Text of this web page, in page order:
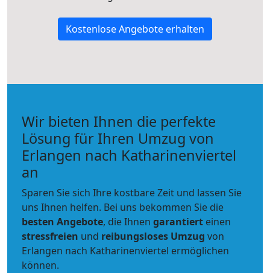
Kostenlose Angebote erhalten
Wir bieten Ihnen die perfekte
Lösung für Ihren Umzug von
Erlangen nach Katharinenviertel
an
Sparen Sie sich Ihre kostbare Zeit und lassen Sie
uns Ihnen helfen. Bei uns bekommen Sie die
besten Angebote, die Ihnen garantiert einen
stressfreien und reibungsloses Umzug von
Erlangen nach Katharinenviertel ermöglichen
können.